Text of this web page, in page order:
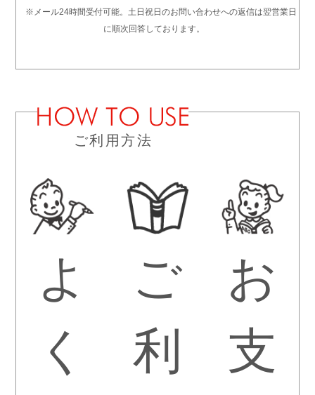
※メール24時間受付可能。土日祝日のお問い合わせへの返信は翌営業日
に順次回答しております。
ご利用方法
よ
く
ご
利
お
支